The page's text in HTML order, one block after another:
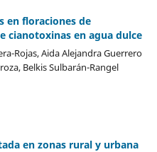
en floraciones de
cianotoxinas en agua dulce
Rojas, Aida Alejandra Guerrero
Belkis Sulbarán-Rangel
en zonas rural y urbana